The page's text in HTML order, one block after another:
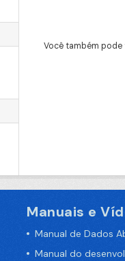
Você também
Manuais e
Manual de Dados
Manual do